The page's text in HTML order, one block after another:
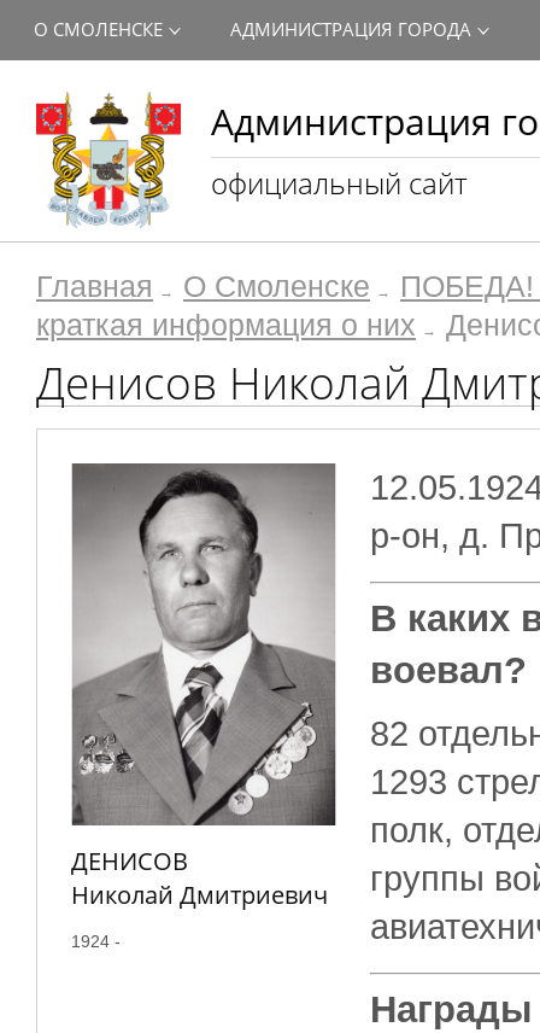
Администрация
официальный сайт
О СМОЛЕНСКЕ АДМИНИСТРАЦИЯ ГОРОДА
Главная О Смоленске
ПОБЕДА!
краткая информация о них
Денисов Николай
ДЕНИСОВ
Николай Дмитриевич
1924 -
р-он, д.
В каких
воевал?
82
1293
полк,
группы
Награды